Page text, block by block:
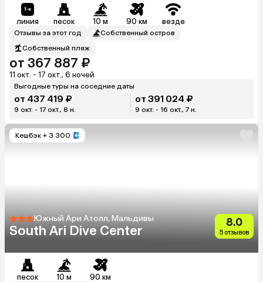
линия песок 10 м 90 км везде
Отзывы за этот год
Собственный остров
Собственный пляж
от 367 887 ₽
11 окт. - 17 окт., 6 ночей
Выгодные туры на соседние даты
от 437 419 ₽
9 окт. - 17 окт., 8 н.
от 391 024 ₽
9 окт. - 16 окт., 7 н.
Кешбэк + 3 300
Южный Ари Атолл, Мальдивы
South Ari Dive Center
8.0
5 отзывов
песок 10 м 90 км